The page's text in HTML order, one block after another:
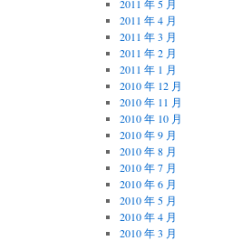
2011 年 5 月
2011 年 4 月
2011 年 3 月
2011 年 2 月
2011 年 1 月
2010 年 12 月
2010 年 11 月
2010 年 10 月
2010 年 9 月
2010 年 8 月
2010 年 7 月
2010 年 6 月
2010 年 5 月
2010 年 4 月
2010 年 3 月